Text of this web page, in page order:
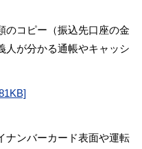
のコピー（振込先口座の金
人が分かる通帳やキャッシ
ナンバーカード表面や運転